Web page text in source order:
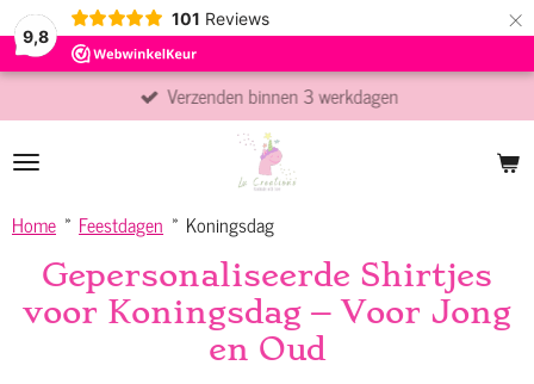
9,8
101 Reviews ×
Verzenden binnen 3 werkdagen
Home » Feestdagen » Koningsdag
Gepersonaliseerde Shirtjes
voor Koningsdag – Voor Jong
en Oud